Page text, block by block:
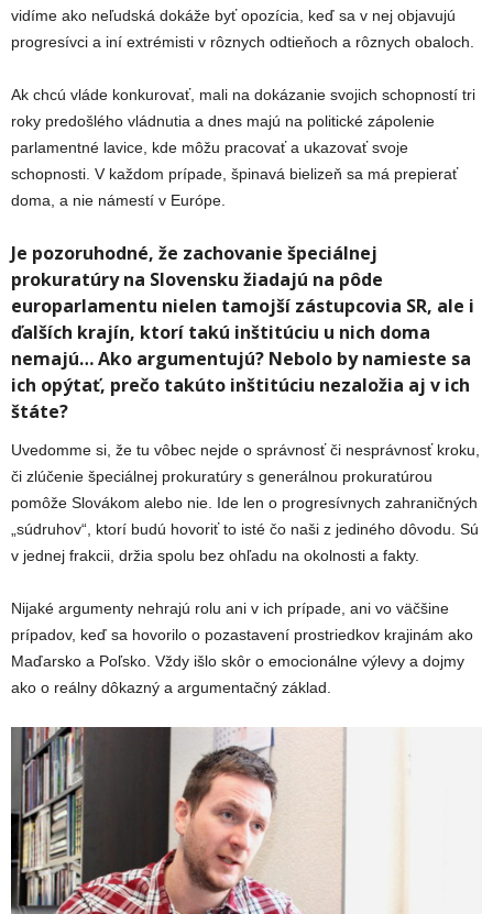
vidíme ako neľudská dokáže byť opozícia, keď sa v nej objavujú
progresívci a iní extrémisti v rôznych odtieňoch a rôznych obaloch.
Ak chcú vláde konkurovať, mali na dokázanie svojich schopností tri
roky predošlého vládnutia a dnes majú na politické zápolenie
parlamentné lavice, kde môžu pracovať a ukazovať svoje
schopnosti. V každom prípade, špinavá bielizeň sa má prepierať
doma, a nie námestí v Európe.
Je pozoruhodné, že zachovanie špeciálnej
prokuratúry na Slovensku žiadajú na pôde
europarlamentu nielen tamojší zástupcovia SR, ale i
ďalších krajín, ktorí takú inštitúciu u nich doma
nemajú… Ako argumentujú? Nebolo by namieste sa
ich opýtať, prečo takúto inštitúciu nezaložia aj v ich
štáte?
Uvedomme si, že tu vôbec nejde o správnosť či nesprávnosť kroku,
či zlúčenie špeciálnej prokuratúry s generálnou prokuratúrou
pomôže Slovákom alebo nie. Ide len o progresívnych zahraničných
„súdruhov“, ktorí budú hovoriť to isté čo naši z jediného dôvodu. Sú
v jednej frakcii, držia spolu bez ohľadu na okolnosti a fakty.
Nijaké argumenty nehrajú rolu ani v ich prípade, ani vo väčšine
prípadov, keď sa hovorilo o pozastavení prostriedkov krajinám ako
Maďarsko a Poľsko. Vždy išlo skôr o emocionálne výlevy a dojmy
ako o reálny dôkazný a argumentačný základ.